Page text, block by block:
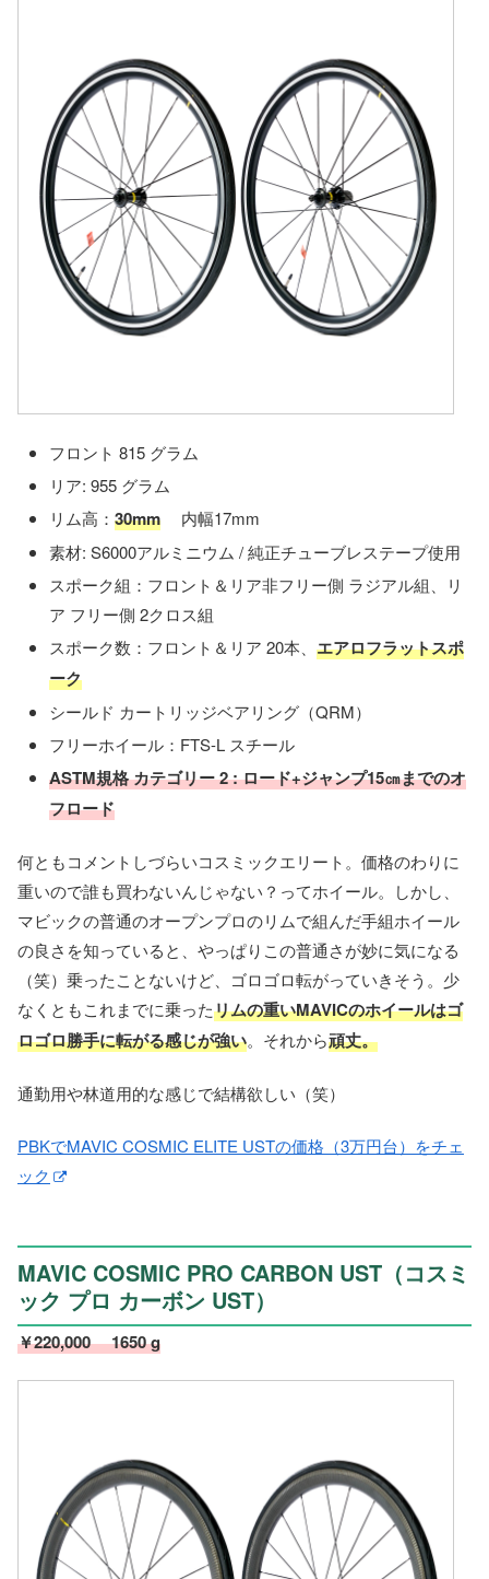
フロント 815 グラム
リア: 955 グラム
リム高： 30mm 内幅17mm
素材: S6000アルミニウム / 純正チューブレステープ使用
スポーク組：フロント＆リア非フリー側 ラジアル組、リ
ア フリー側 2クロス組
スポーク数：フロント＆リア 20本、 エアロフラットスポ
ーク
シールド カートリッジベアリング（QRM）
フリーホイール：FTS-L スチール
ASTM規格 カテゴリー 2 : ロード+ジャンプ15㎝までのオ
フロード
何ともコメントしづらいコスミックエリート。価格のわりに
重いので誰も買わないんじゃない？ってホイール。しかし、
マビックの普通のオープンプロのリムで組んだ手組ホイール
の良さを知っていると、やっぱりこの普通さが妙に気になる
（笑）乗ったことないけど、ゴロゴロ転がっていきそう。少
なくともこれまでに乗ったリムの重いMAVICのホイールはゴ
ロゴロ勝手に転がる感じが強い。それから頑丈。
通勤用や林道用的な感じで結構欲しい（笑）
PBKでMAVIC COSMIC ELITE USTの価格（3万円台）をチェ
ック
MAVIC COSMIC PRO CARBON UST（コスミ
ック プロ カーボン UST）
￥220,000 1650 g